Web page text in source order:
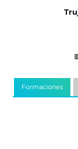
Formaciones